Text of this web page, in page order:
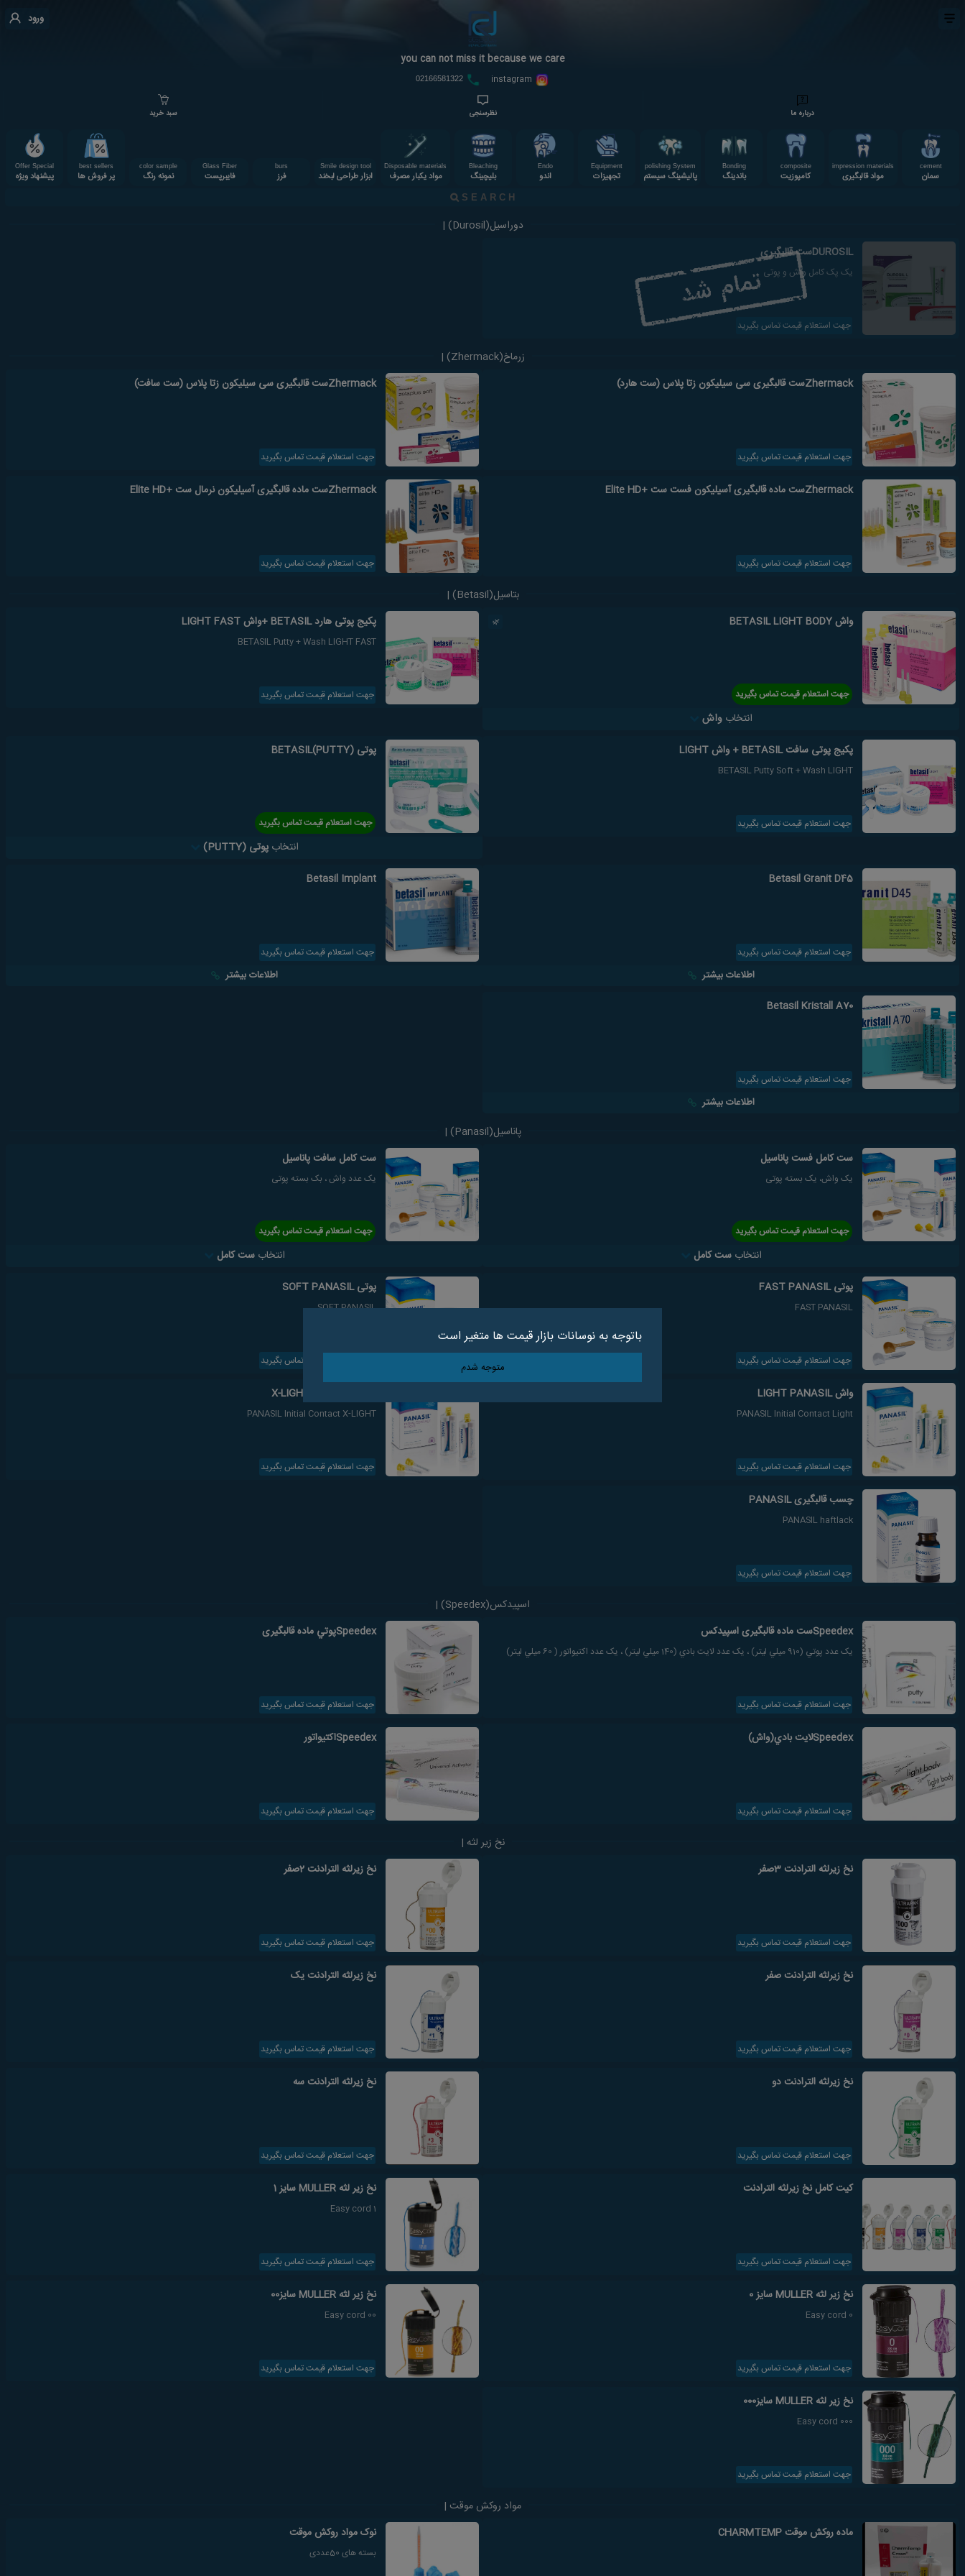
ورود
you can not miss it because we care
02166581322
درباره ما نظرسنجی سبد خرید
cement
سمان
impression materials
مواد قالبگیری
composite
کامپوزیت
Bonding
باندینگ
polishing System
پالیشینگ سیستم
Equipment
تجهیزات
Endo
اندو
Bleaching
بلیچینگ
Disposable materials
مواد یکبار مصرف
Smile design tool
ابزار طراحی لبخند
burs
فرز
Glass Fiber
فایبرپست
color sample
نمونه رنگ
best sellers
پر فروش ها
Offer Special
پیشنهاد ویژه
دوراسیل(Durosil) |
DUROSILست قالبگیری
یک پک کامل واش و پوتی
جهت استعلام قیمت تماس بگیرید
زرماخ(Zhermack) |
Zhermackست قالبگیری سی سیلیکون زتا پلاس (ست هارد)
جهت استعلام قیمت تماس بگیرید
Zhermackست قالبگیری سی سیلیکون زتا پلاس (ست سافت)
جهت استعلام قیمت تماس بگیرید
Zhermackست ماده قالبگیری آسیلیکون فست ست +Elite HD
جهت استعلام قیمت تماس بگیرید
Zhermackست ماده قالبگیری آسیلیکون نرمال ست +Elite HD
جهت استعلام قیمت تماس بگیرید
بتاسیل(Betasil) |
🌿 واش BETASIL LIGHT BODY
جهت استعلام قیمت تماس بگیرید
انتخاب واش
پکیج پوتی هارد BETASIL +واش LIGHT FAST
BETASIL Putty + Wash LIGHT FAST
جهت استعلام قیمت تماس بگیرید
پکیج پوتی سافت BETASIL + واش LIGHT
BETASIL Putty Soft + Wash LIGHT
جهت استعلام قیمت تماس بگیرید
پوتی (PUTTY)BETASIL
جهت استعلام قیمت تماس بگیرید
انتخابپوتی (PUTTY)
Betasil Granit D45
جهت استعلام قیمت تماس بگیرید
اطلاعات بیشتر
Betasil Implant
جهت استعلام قیمت تماس بگیرید
اطلاعات بیشتر
Betasil Kristall A70
جهت استعلام قیمت تماس بگیرید
اطلاعات بیشتر
پاناسیل(Panasil) |
ست کامل فست پاناسیل
یک واش، یک بسته پوتی
جهت استعلام قیمت تماس بگیرید
انتخابست کامل
ست کامل سافت پاناسیل
یک عدد واش ، بک بسته پوتی
جهت استعلام قیمت تماس بگیرید
انتخابست کامل
پوتی FAST PANASIL
FAST PANASIL
جهت استعلام قیمت تماس بگیرید
پوتی SOFT PANASIL
SOFT PANASIL
جهت استعلام قیمت تماس بگیرید
واش LIGHT PANASIL
PANASIL Initial Contact Light
جهت استعلام قیمت تماس بگیرید
PANASIL Initial Contact X-LIGHT
جهت استعلام قیمت تماس بگیرید
چسب قالبگیری PANASIL
PANASIL haftlack
جهت استعلام قیمت تماس بگیرید
اسپیدکس(Speedex) |
Speedexست ماده قالبگیری اسپیدکس
یک عدد پوتي (910 ميلي ليتر) ، یک عدد لايت بادي (140 ميلي ليتر) ، یک عدد اکتيواتور ( 60 ميلي ليتر)
جهت استعلام قیمت تماس بگیرید
Speedexپوتي ماده قالبگیری
جهت استعلام قیمت تماس بگیرید
Speedexلايت بادي(واش)
جهت استعلام قیمت تماس بگیرید
Speedexاکتيواتور
جهت استعلام قیمت تماس بگیرید
نخ زیر لثه |
نخ زیرلثه الترادنت 3صفر
جهت استعلام قیمت تماس بگیرید
نخ زیرلثه الترادنت 2صفر
جهت استعلام قیمت تماس بگیرید
نخ زیرلثه الترادنت صفر
جهت استعلام قیمت تماس بگیرید
نخ زیرلثه الترادنت یک
جهت استعلام قیمت تماس بگیرید
نخ زیرلثه الترادنت دو
جهت استعلام قیمت تماس بگیرید
نخ زیرلثه الترادنت سه
جهت استعلام قیمت تماس بگیرید
کیت کامل نخ زیرلثه الترادنت
جهت استعلام قیمت تماس بگیرید
نخ زیر لثه MULLER سایز 1
Easy cord 1
جهت استعلام قیمت تماس بگیرید
نخ زیر لثه MULLER سایز 0
Easy cord 0
جهت استعلام قیمت تماس بگیرید
نخ زیر لثه MULLER سایز00
Easy cord 00
جهت استعلام قیمت تماس بگیرید
نخ زیر لثه MULLER سایز000
Easy cord 000
جهت استعلام قیمت تماس بگیرید
مواد روکش موقت |
ماده روکش موقت CHARMTEMP نوک مواد روکش موقت
بسته های 50عددی
باتوجه به نوسانات بازار قیمت ها متغیر است
متوجه شدم